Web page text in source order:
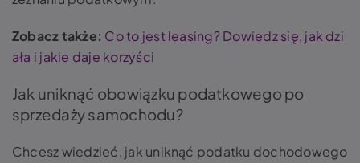
Zobacz także: Co to jest leasing? Dowiedz się, jak dzi
ała i jakie daje korzyści
Jak uniknąć obowiązku podatkowego po
sprzedaży samochodu?
Chcesz wiedzieć, jak uniknąć podatku dochodowego